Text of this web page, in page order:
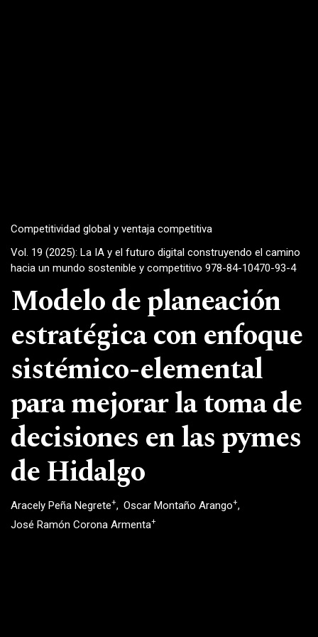
Competitividad global y ventaja competitiva
Vol. 19 (2025): La IA y el futuro digital construyendo el camino
hacia un mundo sostenible y competitivo 978-84-10470-93-4
Modelo de planeación
estratégica con enfoque
sistémico-elemental
para mejorar la toma de
decisiones en las pymes
de Hidalgo
Aracely Peña Negrete+ Oscar Montaño Arango+
José Ramón Corona Armenta+